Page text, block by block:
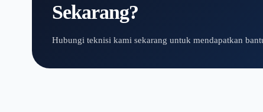
Sekarang?
Hubungi teknisi kami sekarang untuk mendapatkan